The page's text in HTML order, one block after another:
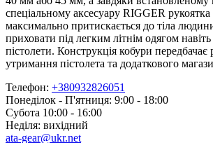
спеціальному аксесуару RIGGER рукоятка
максимально притискається до тіла
приховати під легким літнім одягом навіть
пістолети. Конструкція кобури
утримання пістолета та додаткового
Телефон: +380932826051
Понеділок - П'ятниця: 9:00 - 18:00
Субота 10:00 - 16:00
Неділя: вихідний
ata-gear@ukr.net